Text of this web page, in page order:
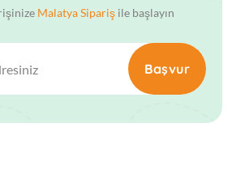
Malatya Siparişile başlayın
Başvur